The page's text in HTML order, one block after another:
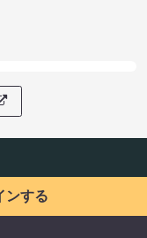
ンする